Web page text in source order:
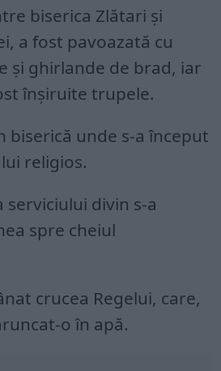
biserica Zlătari și
a fost pavoazată cu
și ghirlande de brad, iar
înșiruite trupele.
biserică unde s-a început
religios.
divin s-a
spre cheiul
crucea Regelui, care,
o în apă.